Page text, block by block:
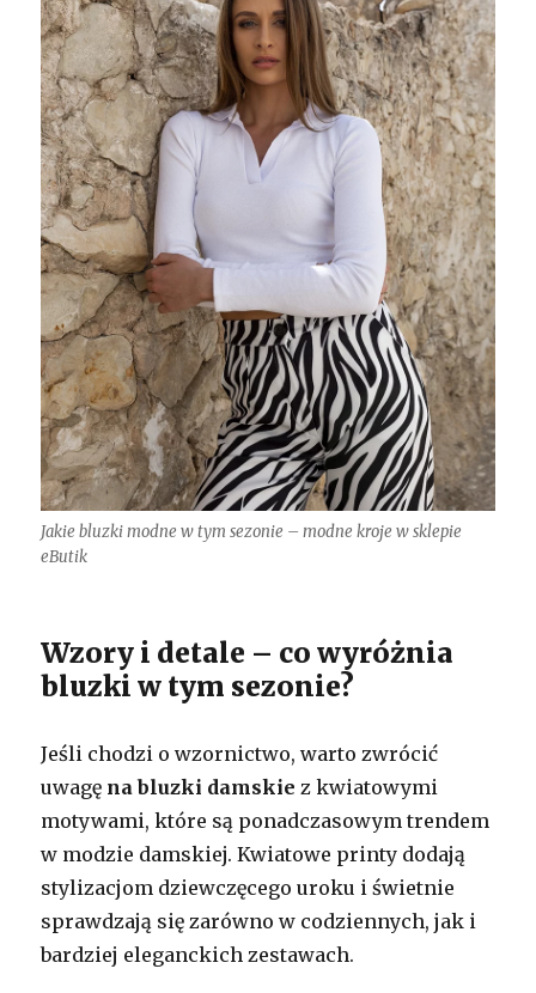
Jakie bluzki modne w tym sezonie – modne kroje w sklepie
eButik
Wzory i detale – co wyróżnia
bluzki w tym sezonie?
Jeśli chodzi o wzornictwo, warto zwrócić
uwagę na bluzki damskie z kwiatowymi
motywami, które są ponadczasowym trendem
w modzie damskiej. Kwiatowe printy dodają
stylizacjom dziewczęcego uroku i świetnie
sprawdzają się zarówno w codziennych, jak i
bardziej eleganckich zestawach.